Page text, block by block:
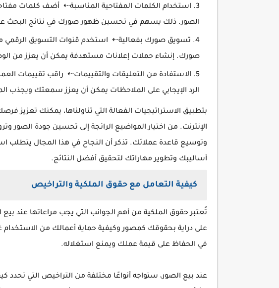
استخدام الكلمات المفتاحية المناسبة⇠ أضف كلمات
الصور. ذلك يسهم في تحسين ظهور صورك في نتائج البحث
تسويق صورك بفعالية⇠ استخدم قنوات التسويق الرقمي
صورك. إنشاء حملات إعلانات مستهدفة يمكن أن يعزز من
الاستفادة من التعليقات والتقييمات⇠ راقب تقييمات
الرد الإيجابي على الملاحظات يمكن أن يعزز سمعتك ويجذب
بتطبيق الاستراتيجيات الفعالة التي تناولناها، يمكنك تعزيز
الإنترنت. من اختيار المواضيع الرائجة إلى تحسين جودة الصور
وتوسيع قاعدة عملائك. تذكر أن النجاح في هذا المجال يتطلب
أساليبك وتطوير مهاراتك لتحقيق أفضل النتائج.
كيفية التعامل مع حقوق الملكية والتراخيص
تُعتبر حقوق الملكية من أهم الجوانب التي يجب مراعاتها عند
على دراية بحقوقك كمصور وكيفية حماية أعمالك من
في الحفاظ على قيمة عملك ويمنع استغلاله.
عند بيع الصور، ستواجه أنواعًا مختلفة من التراخيص التي